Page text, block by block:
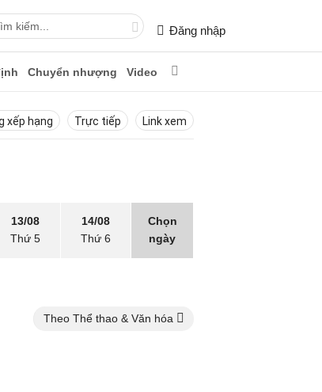
Đăng nhập
Chuyển nhượng Video
xếp hạng Trực tiếp Link xem
13/08
Thứ 5
14/08
Thứ 6
Chọn
ngày
Theo Thể thao & Văn hóa